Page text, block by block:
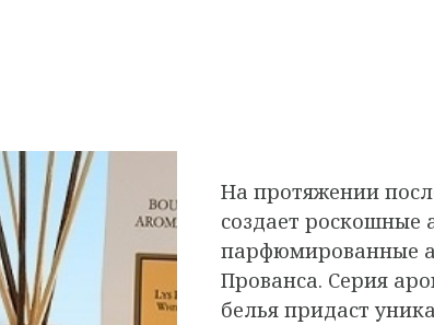
На протяжении
создает
парфюмированные
Прованса. Серия
белья придаст